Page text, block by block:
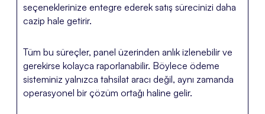
seçeneklerinize entegre ederek satış sürecinizi daha
cazip hale getirir.
Tüm bu süreçler, panel üzerinden anlık izlenebilir ve
gerekirse kolayca raporlanabilir. Böylece ödeme
sisteminiz yalnızca tahsilat aracı değil, aynı zamanda
operasyonel bir çözüm ortağı haline gelir.